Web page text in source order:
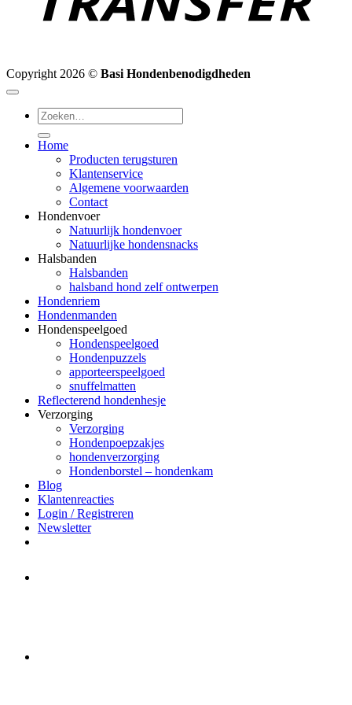
Copyright 2026 © Basi Hondenbenodigdheden
Zoeken
naar:
Home
Producten terugsturen
Klantenservice
Algemene voorwaarden
Contact
Hondenvoer
Natuurlijk hondenvoer
Natuurlijke hondensnacks
Halsbanden
Halsbanden
halsband hond zelf ontwerpen
Hondenriem
Hondenmanden
Hondenspeelgoed
Hondenspeelgoed
Hondenpuzzels
apporteerspeelgoed
snuffelmatten
Reflecterend hondenhesje
Verzorging
Verzorging
Hondenpoepzakjes
hondenverzorging
Hondenborstel – hondenkam
Blog
Klantenreacties
Login / Registreren
Newsletter